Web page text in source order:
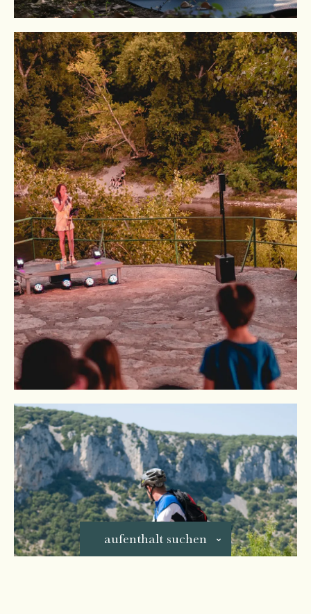
aufenthalt suchen